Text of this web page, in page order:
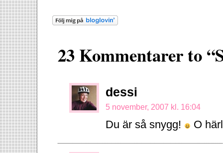
23 Kommentarer to
dessi
5 november, 2007 kl. 16:04
Du är så snygg! O